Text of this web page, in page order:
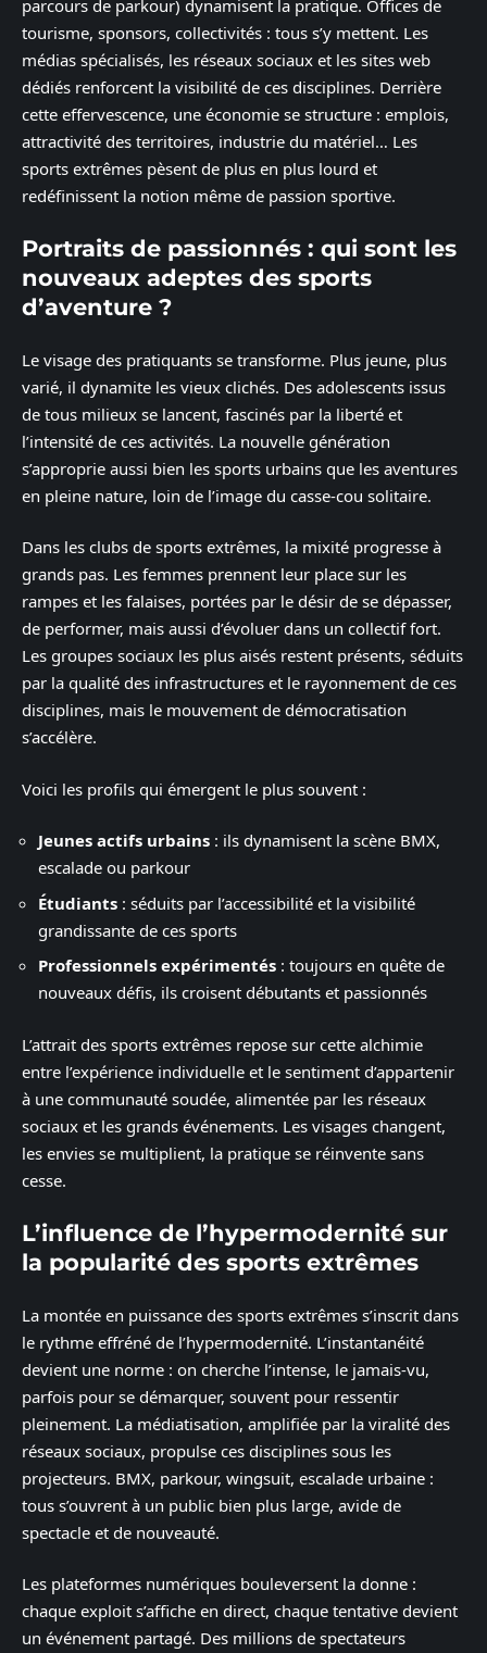
parcours de parkour) dynamisent la pratique. Offices de
tourisme, sponsors, collectivités : tous s’y mettent. Les
médias spécialisés, les réseaux sociaux et les sites web
dédiés renforcent la visibilité de ces disciplines. Derrière
cette effervescence, une économie se structure : emplois,
attractivité des territoires, industrie du matériel… Les
sports extrêmes pèsent de plus en plus lourd et
redéfinissent la notion même de passion sportive.
Portraits de passionnés : qui sont les
nouveaux adeptes des sports
d’aventure ?
Le visage des pratiquants se transforme. Plus jeune, plus
varié, il dynamite les vieux clichés. Des adolescents issus
de tous milieux se lancent, fascinés par la liberté et
l’intensité de ces activités. La nouvelle génération
s’approprie aussi bien les sports urbains que les aventures
en pleine nature, loin de l’image du casse-cou solitaire.
Dans les clubs de sports extrêmes, la mixité progresse à
grands pas. Les femmes prennent leur place sur les
rampes et les falaises, portées par le désir de se dépasser,
de performer, mais aussi d’évoluer dans un collectif fort.
Les groupes sociaux les plus aisés restent présents, séduits
par la qualité des infrastructures et le rayonnement de ces
disciplines, mais le mouvement de démocratisation
s’accélère.
Voici les profils qui émergent le plus souvent :
Jeunes actifs urbains : ils dynamisent la scène BMX,
escalade ou parkour
Étudiants : séduits par l’accessibilité et la visibilité
grandissante de ces sports
Professionnels expérimentés : toujours en quête de
nouveaux défis, ils croisent débutants et passionnés
L’attrait des sports extrêmes repose sur cette alchimie
entre l’expérience individuelle et le sentiment d’appartenir
à une communauté soudée, alimentée par les réseaux
sociaux et les grands événements. Les visages changent,
les envies se multiplient, la pratique se réinvente sans
cesse.
L’influence de l’hypermodernité sur
la popularité des sports extrêmes
La montée en puissance des sports extrêmes s’inscrit dans
le rythme effréné de l’hypermodernité. L’instantanéité
devient une norme : on cherche l’intense, le jamais-vu,
parfois pour se démarquer, souvent pour ressentir
pleinement. La médiatisation, amplifiée par la viralité des
réseaux sociaux, propulse ces disciplines sous les
projecteurs. BMX, parkour, wingsuit, escalade urbaine :
tous s’ouvrent à un public bien plus large, avide de
spectacle et de nouveauté.
Les plateformes numériques bouleversent la donne :
chaque exploit s’affiche en direct, chaque tentative devient
un événement partagé. Des millions de spectateurs